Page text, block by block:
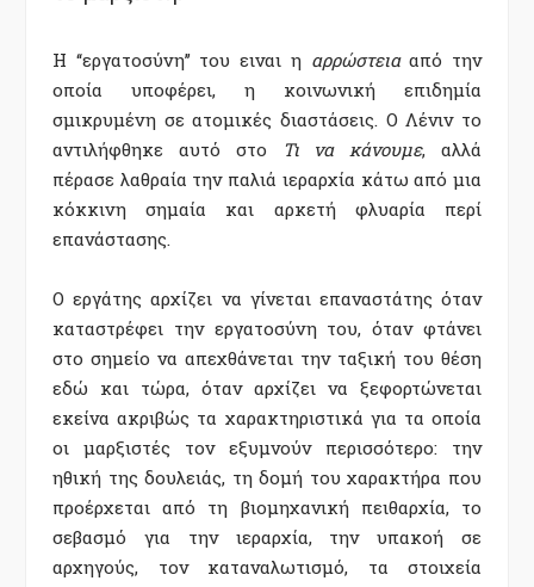
Η ‘‘εργατοσύνη’’ του ειναι η αρρώστειααπό την
οποία υποφέρει, η κοινωνική επιδημία
σμικρυμένη σε ατομικές διαστάσεις. Ο Λένιν το
αντιλήφθηκε αυτό στο
Τι να κάνουμε, αλλά
πέρασε λαθραία την παλιά ιεραρχία κάτω από μια
κόκκινη σημαία και αρκετή φλυαρία περί
επανάστασης.
Ο εργάτης αρχίζει να γίνεται επαναστάτης όταν
καταστρέφει την εργατοσύνη του, όταν φτάνει
στο σημείο να απεχθάνεται την ταξική του θέση
εδώ και τώρα, όταν αρχίζει να ξεφορτώνεται
εκείνα ακριβώς τα χαρακτηριστικά για τα οποία
οι μαρξιστές τον εξυμνούν περισσότερο: την
ηθική της δουλειάς, τη δομή του χαρακτήρα που
προέρχεται από τη βιομηχανική πειθαρχία, το
σεβασμό για την ιεραρχία, την υπακοή σε
αρχηγούς, τον καταναλωτισμό, τα στοιχεία